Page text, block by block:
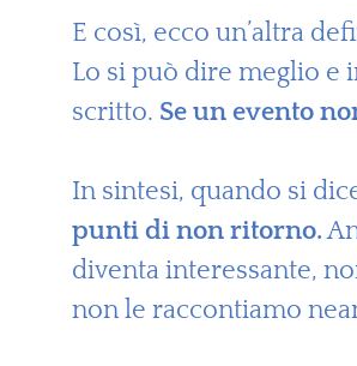
E così, ecco un’altra
Lo si può dire meglio e
scritto. Se un evento
In sintesi, quando si
punti di non ritorno.
diventa interessante,
non le raccontiamo